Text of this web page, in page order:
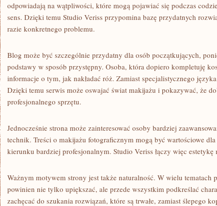
odpowiadają na wątpliwości, które mogą pojawiać się podczas
sens. Dzięki temu Studio Veriss przypomina bazę przydatnych
razie konkretnego problemu.
Blog może być szczególnie przydatny dla osób początkujących,
podstawy w sposób przystępny. Osoba, która dopiero kompletuję
informacje o tym, jak nakładać róż. Zamiast specjalistycznego
Dzięki temu serwis może oswajać świat makijażu i pokazywać, że
profesjonalnego sprzętu.
Jednocześnie strona może zainteresować osoby bardziej
technik. Treści o makijażu fotograficznym mogą być wartościowe
kierunku bardziej profesjonalnym. Studio Veriss łączy więc estetykę
Ważnym motywem strony jest także naturalność. W wielu tematach
powinien nie tylko upiększać, ale przede wszystkim podkreślać
zachęcać do szukania rozwiązań, które są trwałe, zamiast ślepego